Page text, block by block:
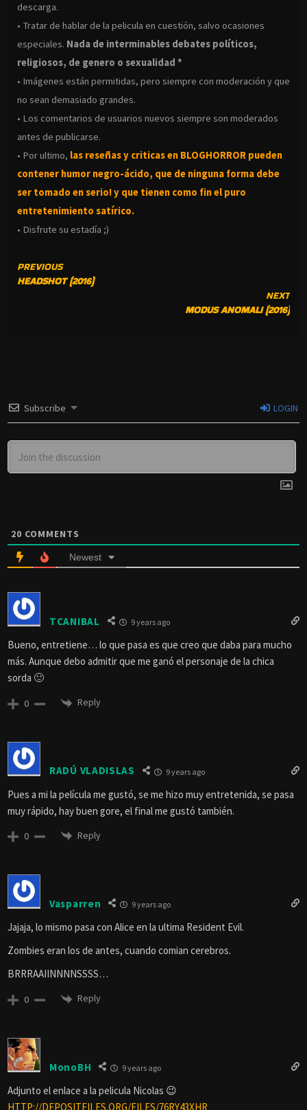
descarga.
• Tratar de hablar de la pelicula en cuestión, salvo ocasiones
especiales. Nada de interminables debates políticos,
religiosos, de genero o sexualidad *
• Imágenes están permitidas, pero siempre con moderación y que
no sean demasiado grandes.
• Los comentarios de usuarios nuevos siempre son moderados
antes de publicarse.
• Por ultimo, las reseñas y criticas en BLOGHORROR pueden
contener humor negro-ácido, que de ninguna forma debe
ser tomado en serio! y que tienen como fin el puro
entretenimiento satírico.
• Disfrute su estadía ;)
CONTINUE
READING
PREVIOUS
HEADSHOT (2016)
NEXT
MODUS ANOMALI (2016)
Subscribe LOGIN
20 COMMENTS
Newest
TCANIBAL 9 years ago
Bueno, entretiene… lo que pasa es que creo que daba para mucho
más. Aunque debo admitir que me ganó el personaje de la chica
sorda 🙂
0 Reply
RADÚ VLADISLAS 9 years ago
Pues a mi la película me gustó, se me hizo muy entretenida, se pasa
muy rápido, hay buen gore, el final me gustó también.
0 Reply
Vasparren 9 years ago
Jajaja, lo mismo pasa con Alice en la ultima Resident Evil.
Zombies eran los de antes, cuando comian cerebros.
BRRRAAIINNNNSSSS…
0 Reply
MonoBH 9 years ago
Adjunto el enlace a la pelicula Nicolas 😉
HTTP://DEPOSITFILES.ORG/FILES/76RY43XHR